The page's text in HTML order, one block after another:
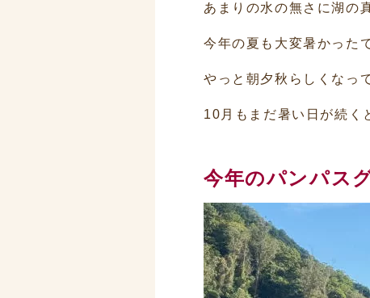
あまりの水の無さに湖の
今年の夏も大変暑かった
やっと朝夕秋らしくなっ
10月もまだ暑い日が続く
今年のパンパス